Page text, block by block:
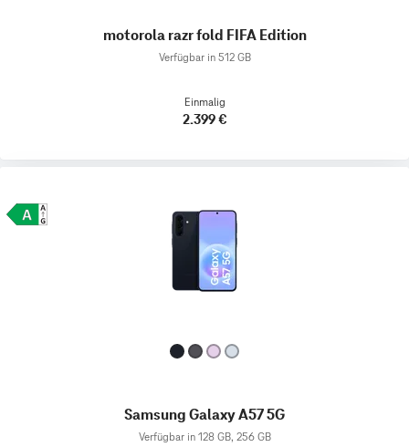
motorola razr fold FIFA Edition
Verfügbar in 512 GB
Einmalig
2.399 €
Samsung Galaxy A57 5G
Verfügbar in 128 GB, 256 GB